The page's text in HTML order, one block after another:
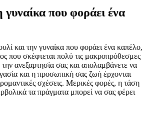
γυναίκα που φοράει ένα
και την γυναίκα που φοράει ένα καπέλο,
που σκέφτεται πολύ τις μακροπρόθεσμες
ανεξαρτησία σας και απολαμβάνετε να
και η προσωπική σας ζωή έρχονται
σχέσεις. Μερικές φορές, η τάση
τα πράγματα μπορεί να σας φέρει